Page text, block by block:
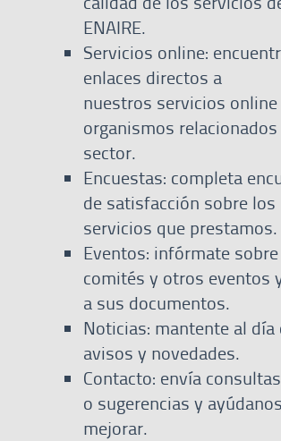
ENAIRE.
Servicios online:
enlaces directos a
nuestros servicios online
organismos
sector.
Encuestas: completa
de satisfacción sobre los
servicios que prestamos.
Eventos: infórmate
comités y otros eventos
a sus documentos.
Noticias: mantente al día
avisos y novedades.
Contacto: envía
o sugerencias y
mejorar.